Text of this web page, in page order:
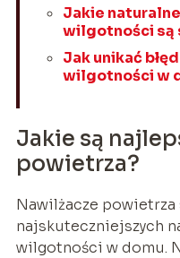
Jakie
wilgotności są
Jak unikać
wilgotności w
Jakie są
powietrza?
Nawilżacze powietrza
najskuteczniejszych
wilgotności w domu.